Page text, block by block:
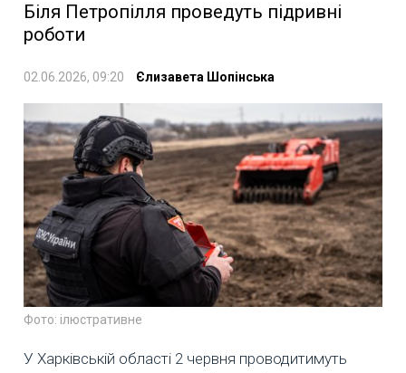
Біля Петропілля проведуть підривні
роботи
02.06.2026, 09:20 Єлизавета Шопінська
Фото: ілюстративне
У Харківській області 2 червня проводитимуть